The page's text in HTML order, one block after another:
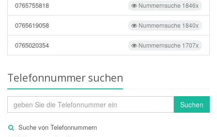
Nummernsuche 1846x
0765755818
Nummernsuche 1840x
0765619058
Nummernsuche 1707x
0765020354
Telefonnummer suchen
Suchen
Suche von Telefonnummern